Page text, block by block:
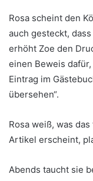
Rosa scheint den
auch gesteckt,
erhöht Zoe den
einen Beweis
Eintrag im
übersehen“.
Rosa weiß, was
Artikel erscheint,
Abends taucht sie